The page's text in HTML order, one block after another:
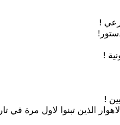
الذين تبنوا لاول مرة في